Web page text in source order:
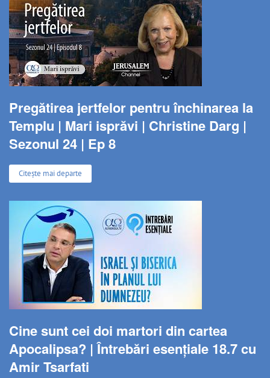
Pregătirea jertfelor pentru închinarea la
Templu | Mari isprăvi | Christine Darg |
Sezonul 24 | Ep 8
Citește mai departe
Cine sunt cei doi martori din cartea
Apocalipsa? | Întrebări esențiale 18.7 cu
Amir Tsarfati